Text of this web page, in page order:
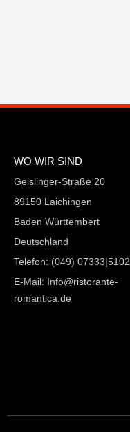
WO WIR SIND
Geislinger-Straße 20
89150 Laichingen
Baden Württembert
Deutschland
Telefon: (049) 07333|5102
E-Mail: Info@ristorante-
romantica.de